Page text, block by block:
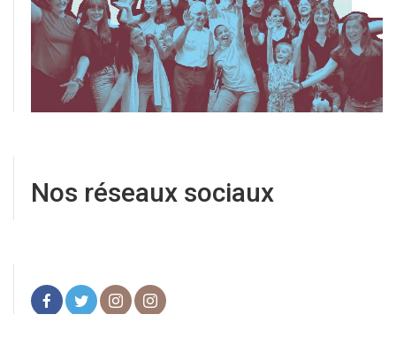
Nos réseaux sociaux